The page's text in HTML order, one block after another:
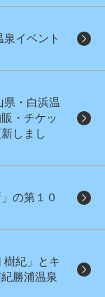
イベント
県・白浜温
・チケッ
しまし
の第１０
樹紀」とキ
勝浦温泉